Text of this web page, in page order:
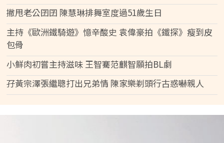
撇甩老公囝囝 陳慧琳排舞室度過51歲生日
主持《歐洲鐵騎遊》憶辛酸史 袁偉豪拍《鐵探》瘦到皮
包骨
小鮮肉初嘗主持滋味 王智騫范麒智願拍BL劇
孖黃宗澤張繼聰打出兄弟情 陳家樂剃頭行古惑嚇親人